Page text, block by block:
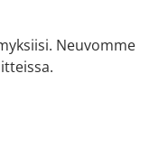
Neuvomme